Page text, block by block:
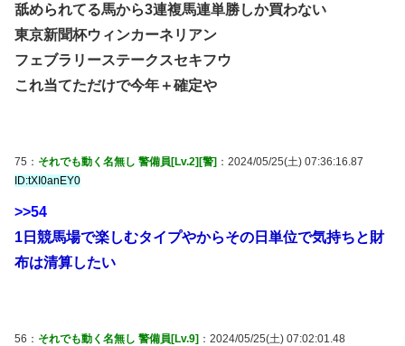
舐められてる馬から3連複馬連単勝しか買わない
東京新聞杯ウィンカーネリアン
フェブラリーステークスセキフウ
これ当てただけで今年＋確定や
75： それでも動く名無し 警備員[Lv.2][警] ：2024/05/25(土) 07:36:16.87
ID:tXI0anEY0
>>54
1日競馬場で楽しむタイプやからその日単位で気持ちと財
布は清算したい
56： それでも動く名無し 警備員[Lv.9] ：2024/05/25(土) 07:02:01.48